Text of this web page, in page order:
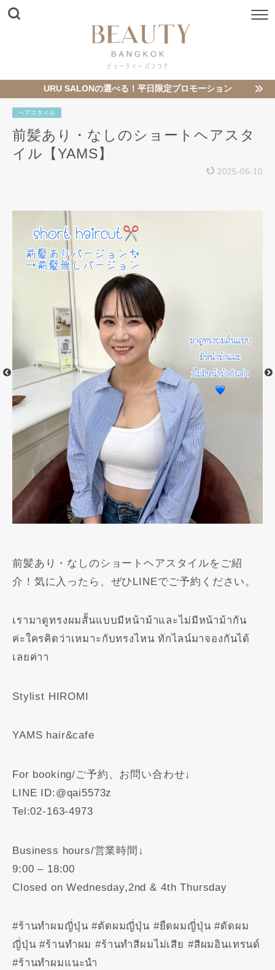
URU SALONの選べる！平日限定プロモーション
ヘアスタイル
前髪あり・なしのショートヘアスタ
イル【YAMS】
2025-06-10
前髪あり・なしのショートヘアスタイルをご紹
介！気に入ったら、ぜひLINEでご予約ください。
เรามาดูทรงผมสั้นแบบมีหน้าม้าและไม่มีหน้าม้ากัน
ค่ะ️ใครคิดว่าเหมาะกับทรงไหน ทักไลน์มาจองกันได้
เลยค่าา
Stylist HIROMI
YAMS hair&cafe
For booking/ご予約、お問い合わせ↓
LINE ID:@qai5573z
Tel:02-163-4973
Business hours/営業時間↓
9:00 – 18:00
Closed on Wednesday,2nd & 4th Thursday
#ร้านทำผมญี่ปุ่น #ตัดผมญี่ปุ่น #ยืดผมญี่ปุ่น #ดัดผม
ญี่ปุ่น #ร้านทำผม #ร้านทำสีผมไม่เสีย #สีผมอินเทรนด์
#ร้านทำผมแนะนำ